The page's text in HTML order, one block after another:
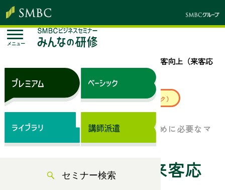
メニュー
セミナー検索
接遇・接客向上（来客応
来場セミナー ベーシック（サブスク）
全ての人に思いやりを持って接するために必要なマ
インドとテクニックとは？
接遇・接客向上（来客応